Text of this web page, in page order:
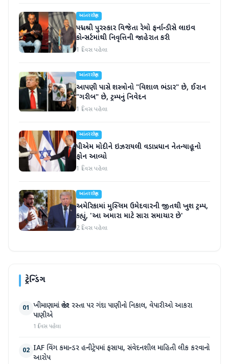
આંતરરાષ્ટ્રીય
પદ્મશ્રી પુરસ્કાર વિજેતા રેમો ફર્નાન્ડીસે લાઇવ
કોન્સર્ટમાંથી નિવૃત્તિની જાહેરાત કરી
1 દિવસ પહેલા
આંતરરાષ્ટ્રીય
આપણી પાસે શસ્ત્રોનો "વિશાળ ભંડાર" છે, ઈરાન
"ગરીબ" છે, ટ્રમ્પનું નિવેદન
1 દિવસ પહેલા
આંતરરાષ્ટ્રીય
પીએમ મોદીને ઇઝરાયલી વડાપ્રધાન નેતન્યાહૂનો
ફોન આવ્યો
1 દિવસ પહેલા
આંતરરાષ્ટ્રીય
અમેરિકામાં મુસ્લિમ ઉમેદવારની જીતથી ખુશ ટ્રમ્પ,
કહ્યું, 'આ અમારા માટે સારા સમાચાર છે'
2 દિવસ પહેલા
ટ્રેન્ડિંગ
01 ખીમાણામાં જાહેર રસ્તા પર ગંદા પાણીનો નિકાલ, વેપારીઓ આકરા
પાણીએ
1 દિવસ પહેલા
02 IAF વિંગ કમાન્ડર હનીટ્રેપમાં ફસાયા, સંવેદનશીલ માહિતી લીક કરવાનો
આરોપ